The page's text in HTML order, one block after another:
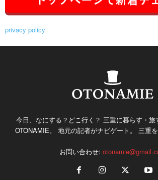
privacy policy
今日、なにする？どこ行く？ 三重に暮らす・旅
OTONAMIE。 地元の記者がナビゲート。 三重
お問い合わせ: